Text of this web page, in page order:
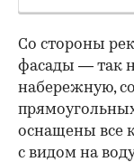
Со стороны
фасады — так
набережную,
оснащены все
с видом на